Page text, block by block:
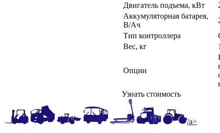
Двигатель подъема, кВт
Аккумуляторная батарея,
В/Ач
Тип контроллера
Вес, кг
Опции
Узнать стоимость
/a>